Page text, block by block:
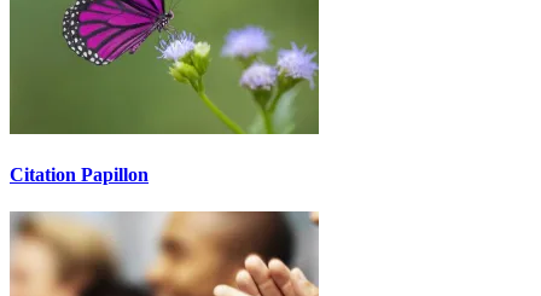
Citation Papillon